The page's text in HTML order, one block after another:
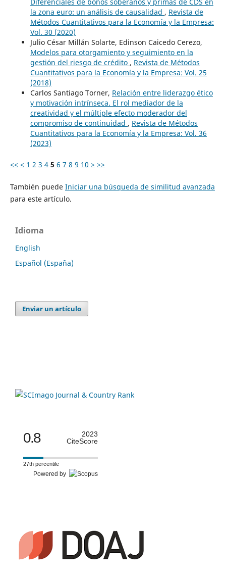
Diferenciales de bonos soberanos y primas de CDS en
la zona euro: un análisis de causalidad , Revista de
Métodos Cuantitativos para la Economía y la Empresa:
Vol. 30 (2020)
Julio César Millán Solarte, Edinson Caicedo Cerezo,
Modelos para otorgamiento y seguimiento en la
gestión del riesgo de crédito , Revista de Métodos
Cuantitativos para la Economía y la Empresa: Vol. 25
(2018)
Carlos Santiago Torner, Relación entre liderazgo ético
y motivación intrínseca. El rol mediador de la
creatividad y el múltiple efecto moderador del
compromiso de continuidad , Revista de Métodos
Cuantitativos para la Economía y la Empresa: Vol. 36
(2023)
<< < 1 2 3 4 5 6 7 8 9 10 > >>
También puede Iniciar una búsqueda de similitud avanzada
para este artículo.
Idioma
English
Español (España)
Enviar un artículo
0.8
2023
CiteScore
27th percentile
Powered by